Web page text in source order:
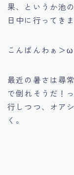
果、というか池
日中に行ってき
こんばんわぁ＞
最近の暑さは尋
で倒れそうだ！
行しつつ、オア
く。